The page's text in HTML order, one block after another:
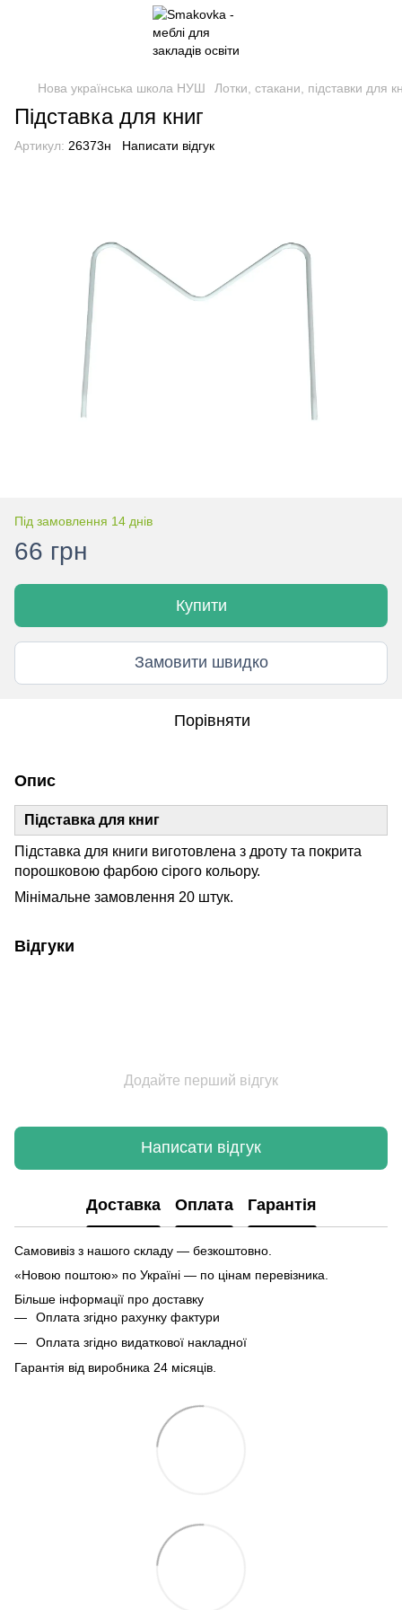
Нова українська школа НУШ Лотки, стакани, підставки для
Підставка для книг
Артикул: 26373н Написати відгук
Під замовлення 14 днів
66 грн
Купити
Замовити швидко
Порівняти
Опис
Підставка для книг
Підставка для книги виготовлена з дроту та покрита
порошковою фарбою сірого кольору.
Мінімальне замовлення 20 штук.
Відгуки
Додайте перший відгук
Написати відгук
Доставка Оплата Гарантія
Самовивіз з нашого складу — безкоштовно.
«Новою поштою» по Україні — по цінам перевізника.
Більше інформації про доставку
Оплата згідно рахунку фактури
Оплата згідно видаткової накладної
Гарантія від виробника 24 місяців.